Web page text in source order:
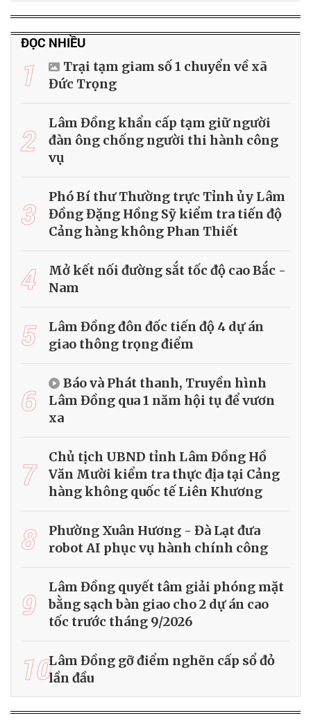
ĐỌC NHIỀU
1
Trại tạm giam số 1 chuyển về xã
Đức Trọng
2
Lâm Đồng khẩn cấp tạm giữ người
đàn ông chống người thi hành công
vụ
3
Phó Bí thư Thường trực Tỉnh ủy Lâm
Đồng Đặng Hồng Sỹ kiểm tra tiến độ
Cảng hàng không Phan Thiết
4
Mở kết nối đường sắt tốc độ cao Bắc -
Nam
5
Lâm Đồng đôn đốc tiến độ 4 dự án
giao thông trọng điểm
6
Báo và Phát thanh, Truyền hình
Lâm Đồng qua 1 năm hội tụ để vươn
xa
7
Chủ tịch UBND tỉnh Lâm Đồng Hồ
Văn Mười kiểm tra thực địa tại Cảng
hàng không quốc tế Liên Khương
8
Phường Xuân Hương - Đà Lạt đưa
robot AI phục vụ hành chính công
9
Lâm Đồng quyết tâm giải phóng mặt
bằng sạch bàn giao cho 2 dự án cao
tốc trước tháng 9/2026
10Lâm Đồng gỡ điểm nghẽn cấp sổ đỏ
lần đầu